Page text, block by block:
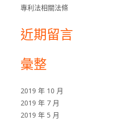
專利法相關法條
近期留言
彙整
2019 年 10 月
2019 年 7 月
2019 年 5 月